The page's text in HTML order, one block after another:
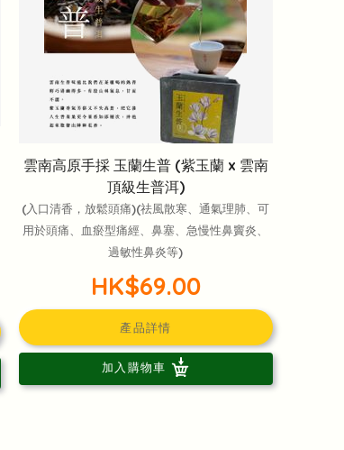
雲南高原手採 玉蘭生普 (紫玉蘭 x 雲南
頂級生普洱)
(入口清香，放鬆頭痛)(祛風散寒、通氣理肺、可
用於頭痛、血瘀型痛經、鼻塞、急慢性鼻竇炎、
過敏性鼻炎等)
HK$69.00
產品詳情
加入購物車